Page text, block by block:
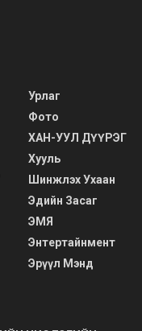
Урлаг
Фото
ХАН-УУЛ ДҮҮРЭГ
Хууль
Шинжлэх Ухаан
Эдийн Засаг
ЭМЯ
Энтертайнмент
Эрүүл Мэнд